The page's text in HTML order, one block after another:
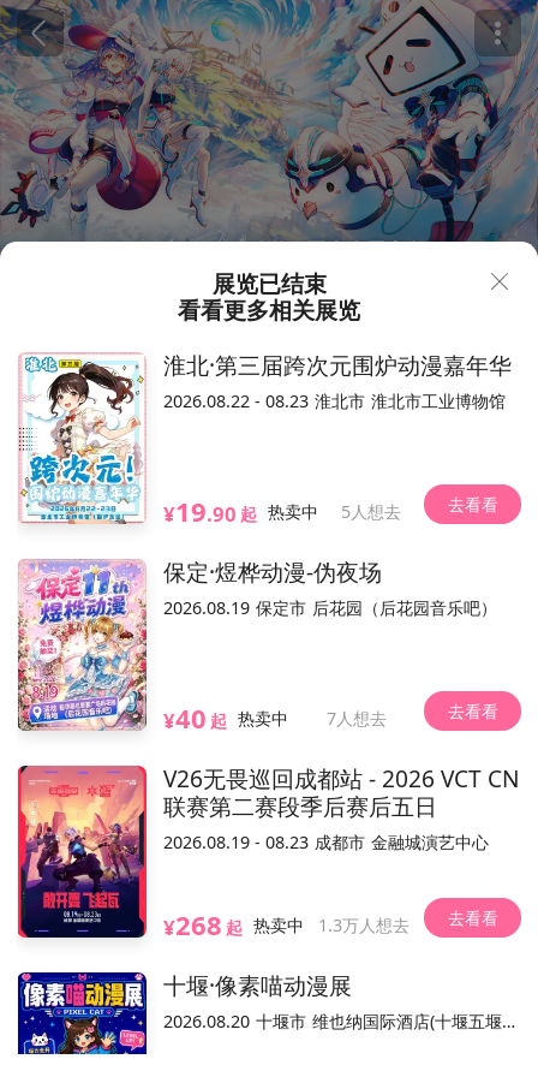
上海·BilibiliWorld 2020
2020.08.07-08.09（以现场为准） 24.2万人想去
国家会展中心
崧泽大道333号 位置
不可退 实名制 电子票/兑换票
6.26-7.2购票抽奖活动中奖名单公布
场贩（16） 全部
购票后可买
会场兑换BW2020
已结束
去购买
会场兑换BW2020
已结束
去购买
会场兑换
BW2020
动票务销售平台，活动内容和合规手续由主办方负责。
已结束
展览已结束
看看更多相关展览
淮北·第三届跨次元围炉动漫嘉年华
2026.08.22 - 08.23 淮北市 淮北市工业博物馆
¥19.90 起 热卖中 5人想去 去看看
保定·煜桦动漫-伪夜场
2026.08.19 保定市 后花园（后花园音乐吧）
¥40 起 热卖中 7人想去 去看看
V26无畏巡回成都站 - 2026 VCT CN
联赛第二赛段季后赛后五日
2026.08.19 - 08.23 成都市 金融城演艺中心
¥268 起 热卖中 1.3万人想去 去看看
十堰·像素喵动漫展
2026.08.20 十堰市 维也纳国际酒店(十堰五堰步行街店)